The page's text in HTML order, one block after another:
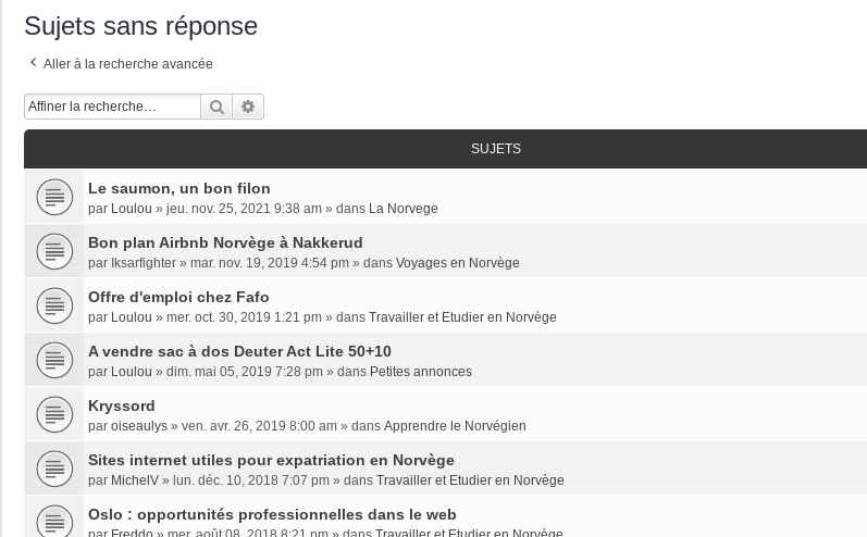
Sujets sans réponse
Aller à la recherche avancée
Rechercher
SUJETS
Le saumon, un bon filon
par Loulou » jeu. nov. 25, 2021 9:38 am » dans La Norvege
Bon plan Airbnb Norvège à Nakkerud
par Iksarfighter » mar. nov. 19, 2019 4:54 pm » dans Voyages en Norvège
Offre d'emploi chez Fafo
par Loulou » mer. oct. 30, 2019 1:21 pm » dans Travailler et Etudier en Norvège
A vendre sac à dos Deuter Act Lite 50+10
par Loulou » dim. mai 05, 2019 7:28 pm » dans Petites annonces
Kryssord
par oiseaulys » ven. avr. 26, 2019 8:00 am » dans Apprendre le Norvégien
Sites internet utiles pour expatriation en Norvège
par MichelV » lun. déc. 10, 2018 7:07 pm » dans Travailler et Etudier en Norvège
Oslo : opportunités professionnelles dans le web